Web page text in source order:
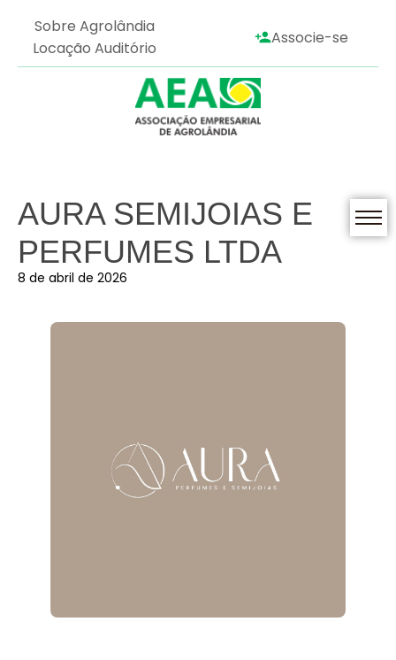
Sobre Agrolândia
Locação Auditório
Associe-se
AURA SEMIJOIAS E
PERFUMES LTDA
8 de abril de 2026